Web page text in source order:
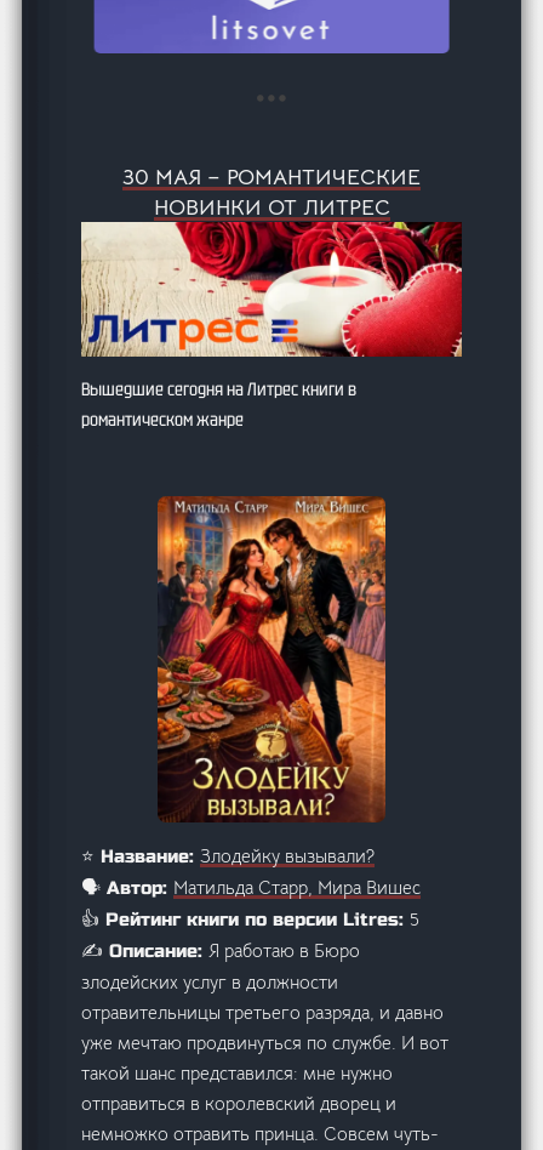
30 МАЯ – РОМАНТИЧЕСКИЕ
НОВИНКИ ОТ ЛИТРЕС
Вышедшие сегодня на Литрес книги в
романтическом жанре
⭐ Название:Злодейку вызывали?
🗣️ Автор: Матильда Старр, Мира Вишес
👍 Рейтинг книги по версии Litres: 5
✍️ Описание:Я работаю в Бюро
злодейских услуг в должности
отравительницы третьего разряда, и давно
уже мечтаю продвинуться по службе. И вот
такой шанс представился: мне нужно
отправиться в королевский дворец и
немножко отравить принца. Совсем чуть-